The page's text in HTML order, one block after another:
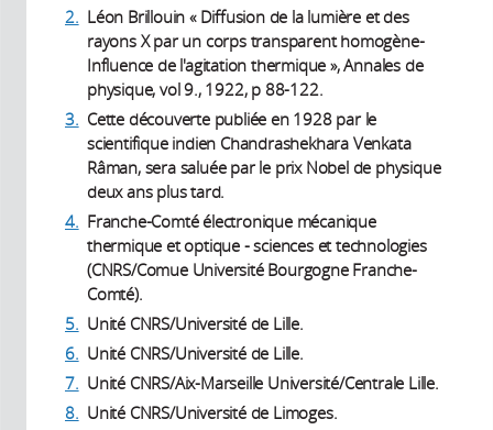
2. Léon Brillouin « Diffusion de la lumière et des
rayons X par un corps transparent homogène-
Influence de l'agitation thermique », Annales de
physique, vol 9., 1922, p 88-122.
3. Cette découverte publiée en 1928 par le
scientifique indien Chandrashekhara Venkata
Râman, sera saluée par le prix Nobel de physique
deux ans plus tard.
4. Franche-Comté électronique mécanique
thermique et optique - sciences et technologies
(CNRS/Comue Université Bourgogne Franche-
Comté).
5. Unité CNRS/Université de Lille.
6. Unité CNRS/Université de Lille.
7. Unité CNRS/Aix-Marseille Université/Centrale Lille.
8. Unité CNRS/Université de Limoges.